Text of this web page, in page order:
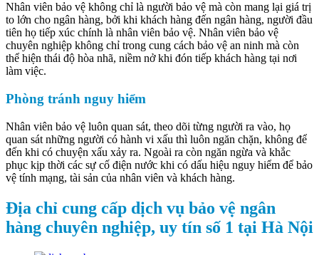
Nhân viên bảo vệ không chỉ là người bảo vệ mà còn mang lại giá trị
to lớn cho ngân hàng, bởi khi khách hàng đến ngân hàng, người đầu
tiên họ tiếp xúc chính là nhân viên bảo vệ. Nhân viên bảo vệ
chuyên nghiệp không chỉ trong cung cách bảo vệ an ninh mà còn
thể hiện thái độ hòa nhã, niềm nở khi đón tiếp khách hàng tại nơi
làm việc.
Phòng tránh nguy hiểm
Nhân viên bảo vệ luôn quan sát, theo dõi từng người ra vào, họ
quan sát những người có hành vi xấu thì luôn ngăn chặn, không để
đến khi có chuyện xấu xảy ra. Ngoài ra còn ngăn ngừa và khắc
phục kịp thời các sự cố điện nước khi có dấu hiệu nguy hiểm để bảo
vệ tính mạng, tài sản của nhân viên và khách hàng.
Địa chỉ cung cấp dịch vụ bảo vệ ngân
hàng chuyên nghiệp, uy tín số 1 tại Hà Nội